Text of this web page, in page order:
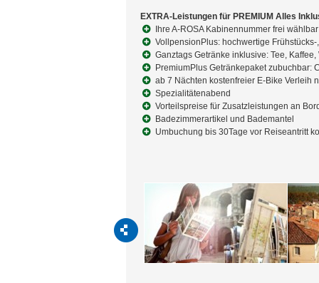
EXTRA-Leistungen für PREMIUM Alles
Ihre A-ROSA Kabinennummer frei wählbar
VollpensionPlus: hochwertige
Ganztags Getränke inklusive: Tee,
PremiumPlus Getränkepaket zubuchbar:
ab 7 Nächten kostenfreier E-Bike Verleih
Spezialitätenabend
Vorteilspreise für Zusatzleistungen an
Badezimmerartikel und Bademantel
Umbuchung bis 30Tage vor Reiseantritt